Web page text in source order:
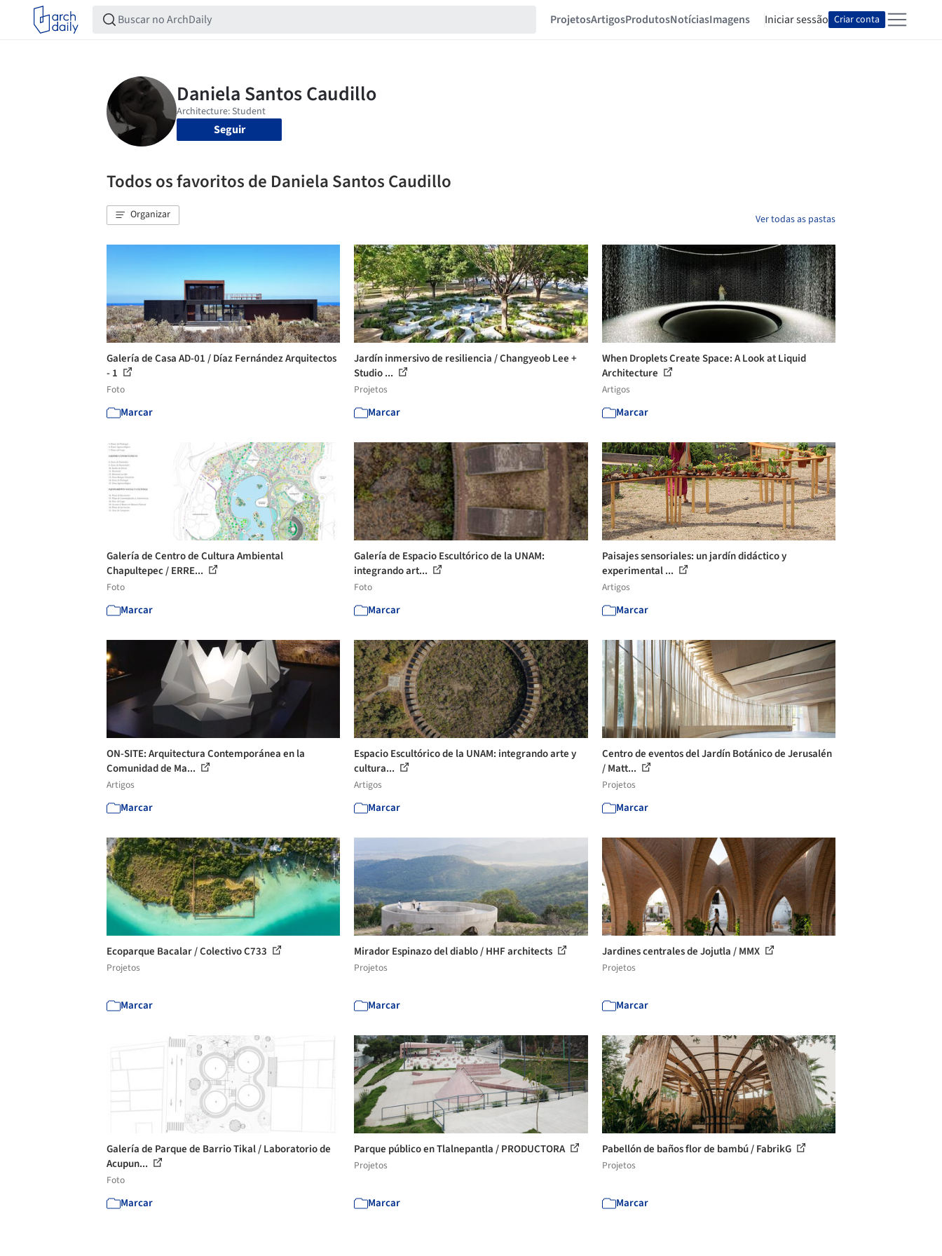
ProjetosArtigosProdutosNotíciasImagens Iniciar sessão Criar conta
Seguir
Todos os favoritos de Daniela Santos Caudillo
Organizar Ver todas as pastas
Galería de Casa AD-01 / Díaz Fernández Arquitectos
- 1
Foto
Marcar
Jardín inmersivo de resiliencia / Changyeob Lee +
Studio ...
Projetos
Marcar
When Droplets Create Space: A Look at Liquid
Architecture
Artigos
Marcar
Galería de Centro de Cultura Ambiental
Chapultepec / ERRE...
Foto
Marcar
Galería de Espacio Escultórico de la UNAM:
integrando art...
Foto
Marcar
Paisajes sensoriales: un jardín didáctico y
experimental ...
Artigos
Marcar
ON-SITE: Arquitectura Contemporánea en la
Comunidad de Ma...
Artigos
Marcar
Espacio Escultórico de la UNAM: integrando arte y
cultura...
Artigos
Marcar
Centro de eventos del Jardín Botánico de Jerusalén
/ Matt...
Projetos
Marcar
Ecoparque Bacalar / Colectivo C733
Projetos
Marcar
Mirador Espinazo del diablo / HHF architects
Projetos
Marcar
Jardines centrales de Jojutla / MMX
Projetos
Marcar
Galería de Parque de Barrio Tikal / Laboratorio de
Acupun...
Foto
Marcar
Parque público en Tlalnepantla / PRODUCTORA
Projetos
Marcar
Pabellón de baños flor de bambú / FabrikG
Projetos
Marcar